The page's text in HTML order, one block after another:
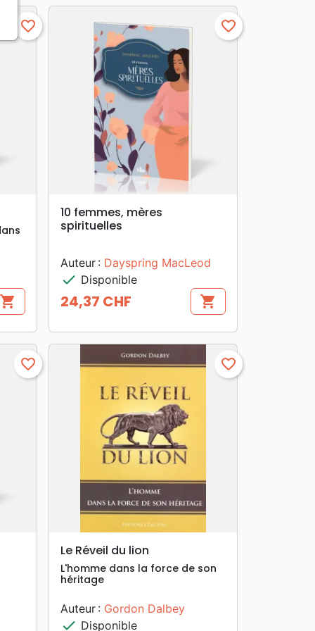
favorite_border
shopping_cart
search APERÇU RAPIDE
favorite_border
10 femmes, mères
spirituelles
Auteur : Dayspring MacLeod
check Disponible
Prix
24,37 CHF shopping_cart
favorite_border
searchAPERÇU RAPIDE
favorite_border
Le Réveil du lion
L'homme dans la force de son
héritage
Auteur : Gordon Dalbey
check Disponible